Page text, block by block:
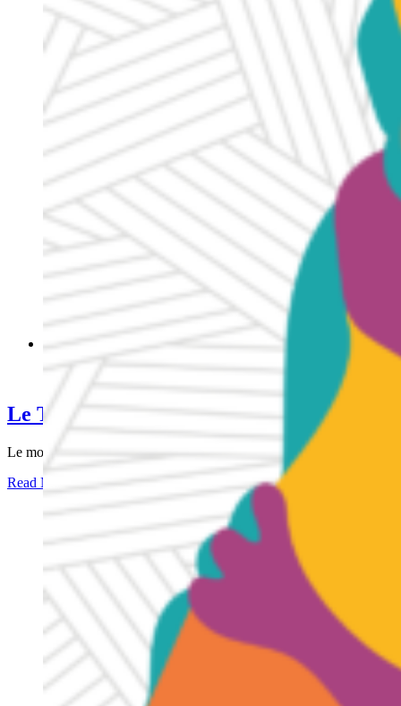
Le Tan LanmèKannFèNèg 2024
Le Tan LanmèKannFèNèg 2024
Le mois de mai est un temps fort du
Read More